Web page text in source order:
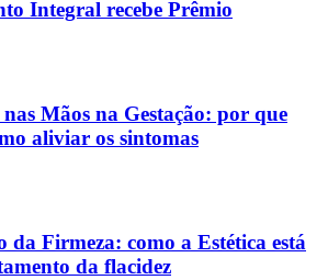
Integral recebe Prêmio
Mãos na Gestação: por que
aliviar os sintomas
da Firmeza: como a Estética está
da flacidez